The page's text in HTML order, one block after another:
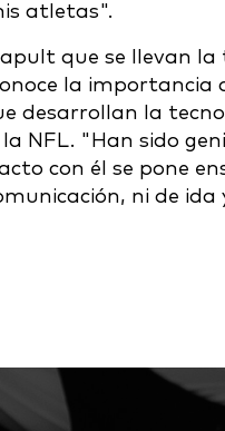
atletas".
que se llevan
la importancia
desarrollan la
NFL. "Han sido
con él se pone
ni de ida